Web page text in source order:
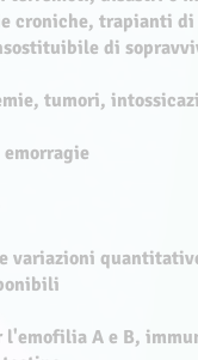
croniche, trapianti
di
tumori,
variazioni
l'emofilia A e B,